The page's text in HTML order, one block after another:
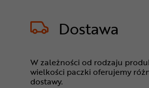
Dostawa
W zależności od rodzaju
wielkości paczki oferujemy
dostawy.